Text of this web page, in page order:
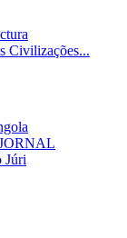
Civilizações...
Júri